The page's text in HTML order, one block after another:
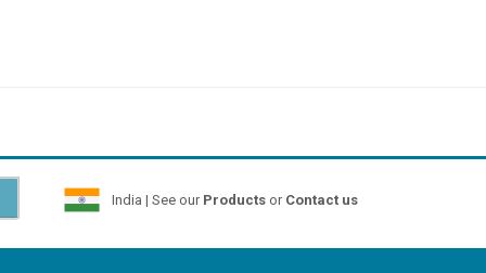
India | See our Productsor Contact us